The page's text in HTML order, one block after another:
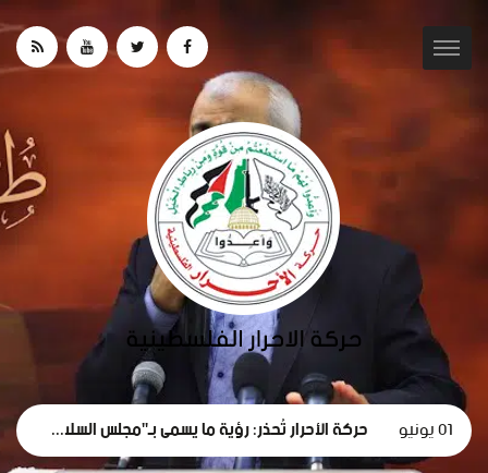
01 يونيو حركة الأحرار تُحذر: رؤية ما يسمى بـ"مجلس السلام" لغزة تهدف لتقويض الحقوق الوطنية الفلسطينية.